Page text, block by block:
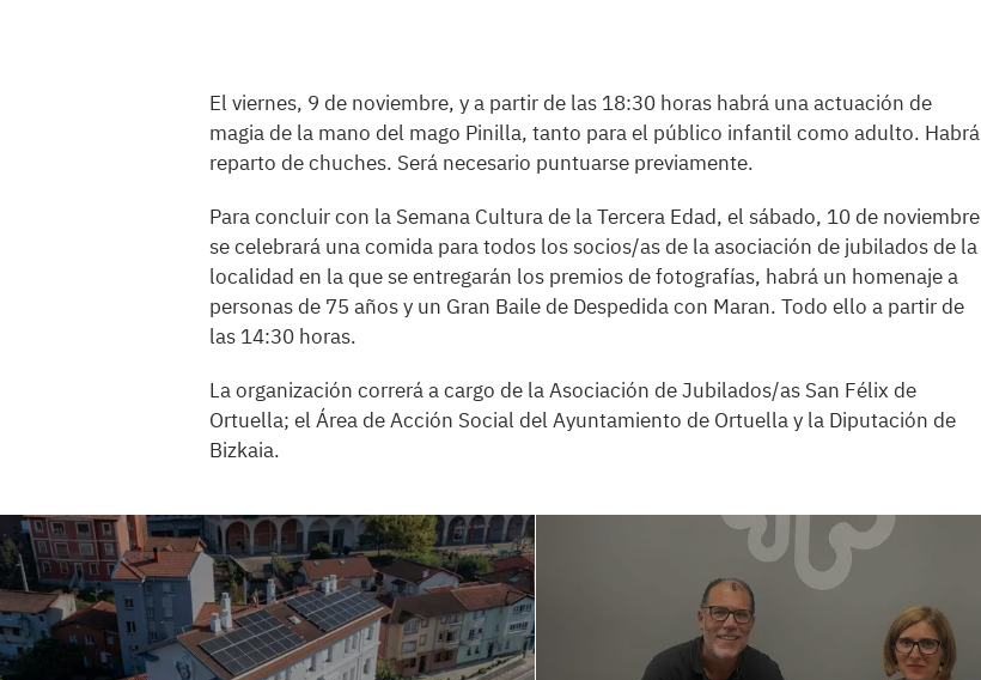
El viernes, 9 de noviembre, y a partir de las 18:30 horas habrá una actuación de
magia de la mano del mago Pinilla, tanto para el público infantil como adulto. Habrá
reparto de chuches. Será necesario puntuarse previamente.
Para concluir con la Semana Cultura de la Tercera Edad, el sábado, 10 de noviembre
se celebrará una comida para todos los socios/as de la asociación de jubilados de la
localidad en la que se entregarán los premios de fotografías, habrá un homenaje a
personas de 75 años y un Gran Baile de Despedida con Maran. Todo ello a partir de
las 14:30 horas.
La organización correrá a cargo de la Asociación de Jubilados/as San Félix de
Ortuella; el Área de Acción Social del Ayuntamiento de Ortuella y la Diputación de
Bizkaia.